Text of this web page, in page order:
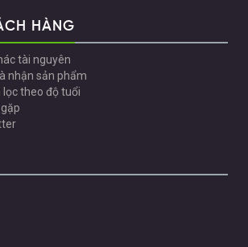
HÀNG
tài nguyên
nhận sản phẩm
theo độ tuổi